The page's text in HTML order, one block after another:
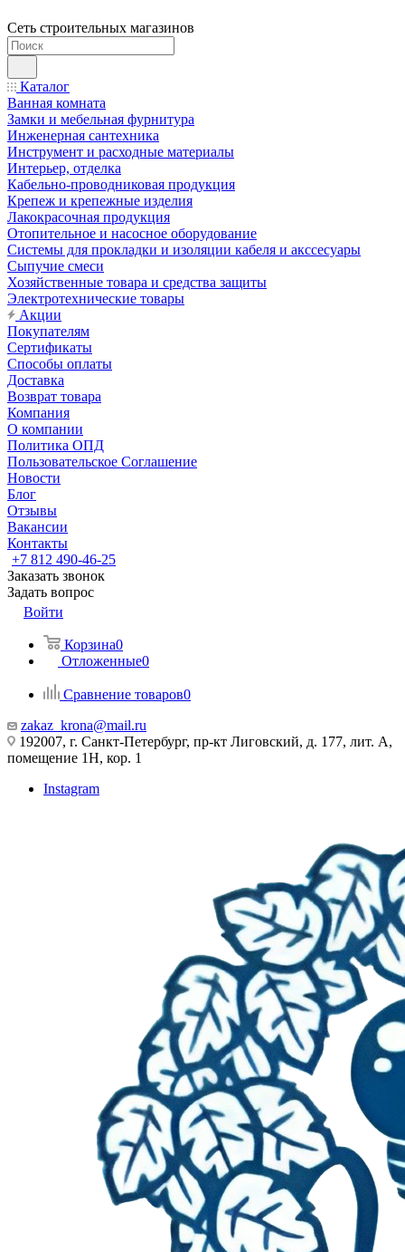
Сеть строительных магазинов
Каталог
Ванная комната
Замки и мебельная фурнитура
Инженерная сантехника
Инструмент и расходные материалы
Интерьер, отделка
Кабельно-проводниковая продукция
Крепеж и крепежные изделия
Лакокрасочная продукция
Отопительное и насосное оборудование
Системы для прокладки и изоляции кабеля и акссесуары
Сыпучие смеси
Хозяйственные товара и средства защиты
Электротехнические товары
Акции
Покупателям
Сертификаты
Способы оплаты
Доставка
Возврат товара
Компания
О компании
Политика ОПД
Пользовательское Соглашение
Новости
Блог
Отзывы
Вакансии
Контакты
+7 812 490-46-25
Заказать звонок
Задать вопрос
Войти
Корзина0
Отложенные0
Сравнение товаров0
zakaz_krona@mail.ru
192007, г. Санкт-Петербург, пр-кт Лиговский, д. 177, лит. А,
помещение 1Н, кор. 1
Instagram